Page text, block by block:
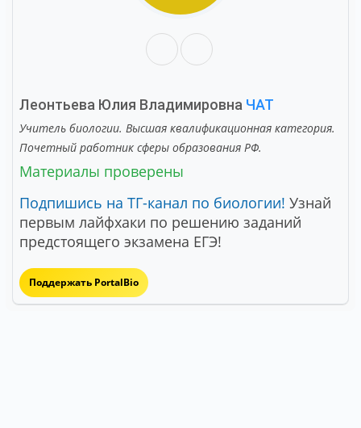
Леонтьева Юлия Владимировна ЧАТ
Учитель биологии. Высшая квалификационная категория.
Почетный работник сферы образования РФ.
Материалы проверены
Подпишись на ТГ-канал по биологии! Узнай
первым лайфхаки по решению заданий
предстоящего экзамена ЕГЭ!
Поддержать PortalBio